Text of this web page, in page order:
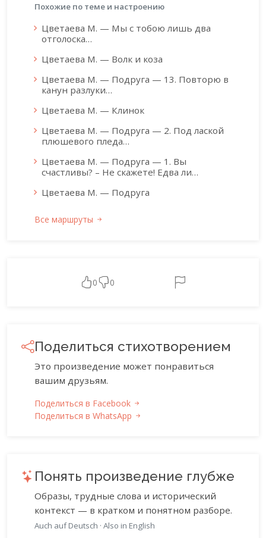
Похожие по теме и настроению
Цветаева М. — Мы с тобою лишь два
отголоска…
Цветаева М. — Волк и коза
Цветаева М. — Подруга — 13. Повторю в
канун разлуки…
Цветаева М. — Клинок
Цветаева М. — Подруга — 2. Под лаской
плюшевого пледа…
Цветаева М. — Подруга — 1. Вы
счастливы? – Не скажете! Едва ли…
Цветаева М. — Подруга
Все маршруты
0 0
Поделиться стихотворением
Это произведение может понравиться
вашим друзьям.
Поделиться в Facebook
Поделиться в WhatsApp
Понять произведение глубже
Образы, трудные слова и исторический
контекст — в кратком и понятном разборе.
Auch auf Deutsch · Also in English